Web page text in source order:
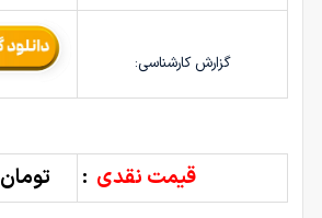
گزارش کارشناسی:
قیمت نقدی : تومان320,000,000